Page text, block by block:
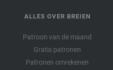
ALLES OVER BREIEN
Patroon van de maand
Gratis patronen
Patronen omrekenen